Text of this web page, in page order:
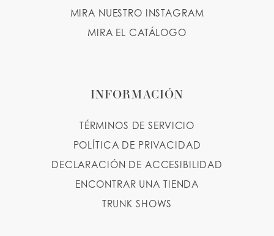
MIRA NUESTRO INSTAGRAM
MIRA EL CATÁLOGO
INFORMACIÓN
TÉRMINOS DE SERVICIO
POLÍTICA DE PRIVACIDAD
DECLARACIÓN DE ACCESIBILIDAD
ENCONTRAR UNA TIENDA
TRUNK SHOWS